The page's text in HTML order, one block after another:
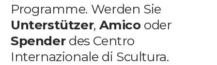
Programme. Werden Sie
Unterstützer, Amico oder
Spenderdes Centro
Internazionale di Scultura.